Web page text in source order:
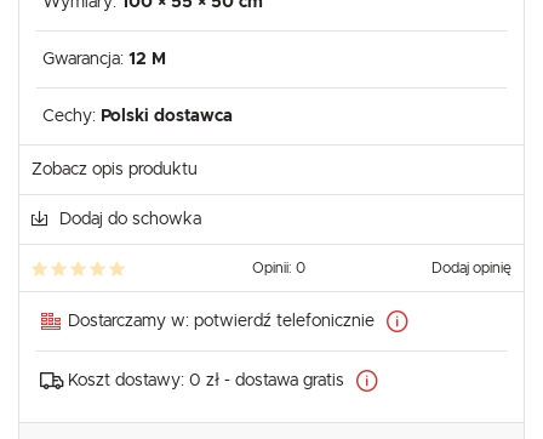
Gwarancja: 12 M
Cechy: Polski dostawca
Zobacz opis produktu
Dodaj do schowka
Opinii: 0 Dodaj opinię
Dostarczamy w: potwierdź telefonicznie
Koszt dostawy: 0 zł - dostawa gratis